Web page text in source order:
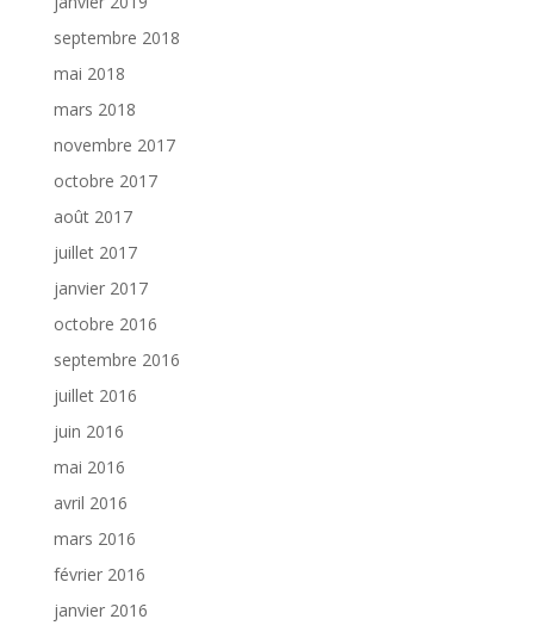
septembre 2018
mai 2018
mars 2018
novembre 2017
octobre 2017
août 2017
juillet 2017
janvier 2017
octobre 2016
septembre 2016
juillet 2016
juin 2016
mai 2016
avril 2016
mars 2016
février 2016
janvier 2016